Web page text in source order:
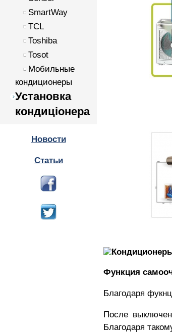
SmartWay
TCL
Toshiba
Tosot
Мобильные
кондиционеры
Установка
кондиціонера
Новости
Статьи
Функция
Благодаря
После
Благодаря